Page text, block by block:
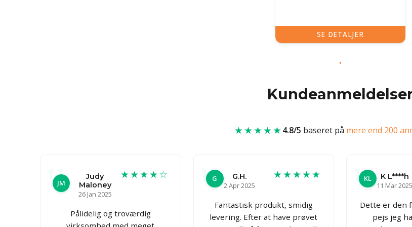
SE DETALJER
★★★★★4.8/5 baseret på mere end 200
JM
Judy
Maloney
26 Jan 2025
★★★★☆
Pålidelig og troværdig
G
G.H.
2 Apr 2025
★★★★★
Fantastisk produkt, smidig
levering. Efter at have prøvet
KL
K L****h
11 Mar 2025
Dette er den
pejs jeg